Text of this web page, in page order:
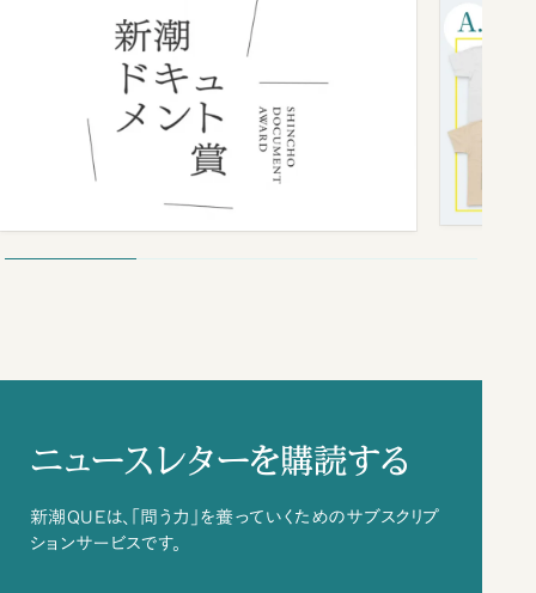
ニュースレターを購読する
新潮QUEは、「問う力」を養っていくためのサブスクリプ
ションサービスです。